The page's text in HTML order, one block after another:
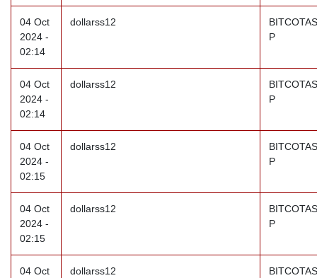
04 Oct
2024 -
02:14
dollarss12
P
04 Oct
2024 -
02:14
dollarss12
P
04 Oct
2024 -
02:15
dollarss12
P
04 Oct
2024 -
02:15
dollarss12
P
04 Oct
dollarss12